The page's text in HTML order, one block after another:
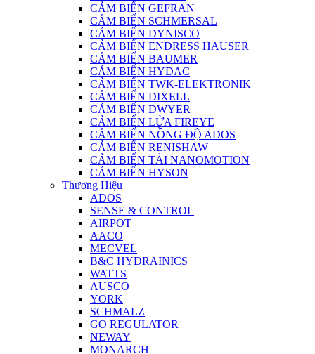
CẢM BIẾN GEFRAN
CẢM BIẾN SCHMERSAL
CẢM BIẾN DYNISCO
CẢM BIẾN ENDRESS HAUSER
CẢM BIẾN BAUMER
CẢM BIẾN HYDAC
CẢM BIẾN TWK-ELEKTRONIK
CẢM BIẾN DIXELL
CẢM BIẾN DWYER
CẢM BIẾN LỬA FIREYE
CẢM BIẾN NỒNG ĐỘ ADOS
CẢM BIẾN RENISHAW
CẢM BIẾN TẢI NANOMOTION
CẢM BIẾN HYSON
Thương Hiệu
ADOS
SENSE & CONTROL
AIRPOT
AACO
MECVEL
B&C HYDRAINICS
WATTS
AUSCO
YORK
SCHMALZ
GO REGULATOR
NEWAY
MONARCH